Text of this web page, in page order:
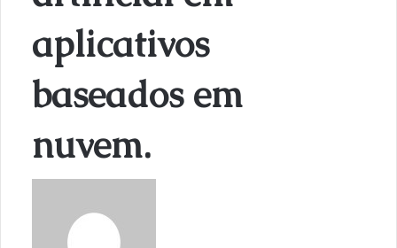
aplicativos
baseados em
nuvem.